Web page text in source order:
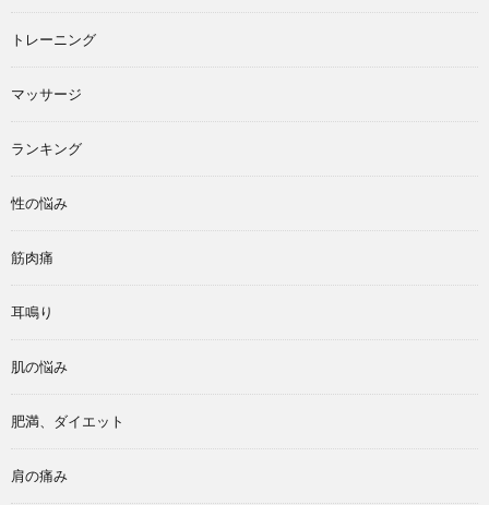
トレーニング
マッサージ
ランキング
性の悩み
筋肉痛
耳鳴り
肌の悩み
肥満、ダイエット
肩の痛み